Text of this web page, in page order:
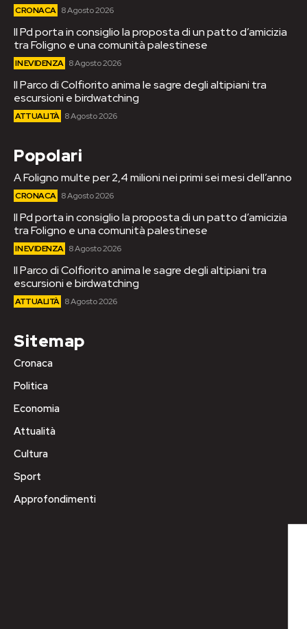
CRONACA 8 Agosto 2026
Il Pd porta in consiglio la proposta di un patto d’amicizia
tra Foligno e una comunità palestinese
IN EVIDENZA 8 Agosto 2026
Il Parco di Colfiorito anima le sagre degli altipiani tra
escursioni e birdwatching
ATTUALITÀ 8 Agosto 2026
Popolari
A Foligno multe per 2,4 milioni nei primi sei mesi dell’anno
CRONACA 8 Agosto 2026
Il Pd porta in consiglio la proposta di un patto d’amicizia
tra Foligno e una comunità palestinese
IN EVIDENZA 8 Agosto 2026
Il Parco di Colfiorito anima le sagre degli altipiani tra
escursioni e birdwatching
ATTUALITÀ 8 Agosto 2026
Sitemap
Cronaca
Politica
Economia
Attualità
Cultura
Sport
Approfondimenti